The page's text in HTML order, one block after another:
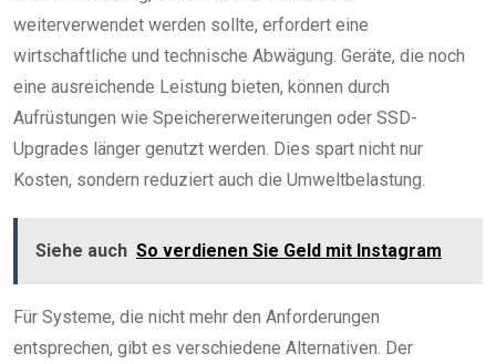
weiterverwendet werden sollte, erfordert eine
wirtschaftliche und technische Abwägung. Geräte, die noch
eine ausreichende Leistung bieten, können durch
Aufrüstungen wie Speichererweiterungen oder SSD-
Upgrades länger genutzt werden. Dies spart nicht nur
Kosten, sondern reduziert auch die Umweltbelastung.
Siehe auch So verdienen Sie Geld mit Instagram
Für Systeme, die nicht mehr den Anforderungen
entsprechen, gibt es verschiedene Alternativen. Der